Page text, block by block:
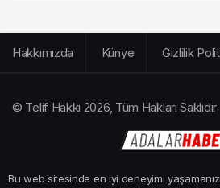
Bu web sitesinde en iyi deneyimi
Hakkımızda Künye Gizlilik
© Telif Hakkı 2026, Tüm Hakları Saklıdır